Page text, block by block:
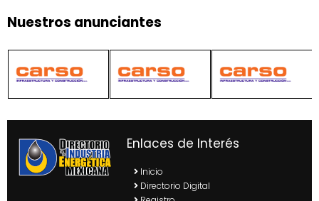
Nuestros anunciantes
Enlaces de Interés
Inicio
Directorio Digital